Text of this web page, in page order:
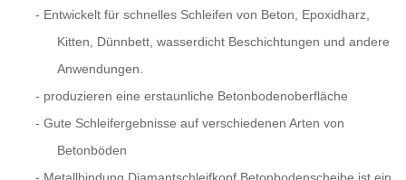
- Entwickelt für schnelles Schleifen von Beton, Epoxidharz,
Kitten, Dünnbett, wasserdicht Beschichtungen und andere
Anwendungen.
- produzieren eine erstaunliche Betonbodenoberfläche
- Gute Schleifergebnisse auf verschiedenen Arten von
Betonböden
- Metallbindung Diamantschleifkopf Betonbodenscheibe ist ein